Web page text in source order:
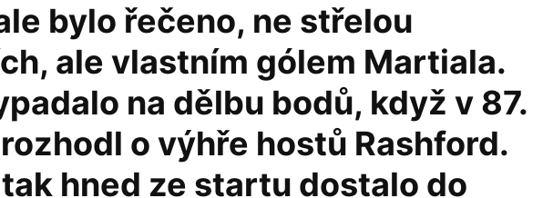
bylo řečeno, ne střelou
ale vlastním gólem Martiala.
na dělbu bodů, když v 87.
o výhře hostů Rashford.
tak hned ze startu dostalo do